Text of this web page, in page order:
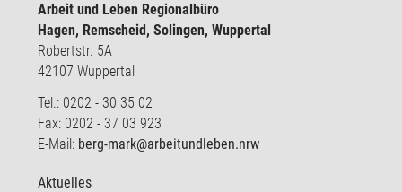
Arbeit und Leben Regionalbüro
Hagen, Remscheid, Solingen, Wuppertal
Robertstr. 5A
42107 Wuppertal
Tel.: 0202 - 30 35 02
Fax: 0202 - 37 03 923
E-Mail: berg-mark@arbeitundleben.nrw
Aktuelles